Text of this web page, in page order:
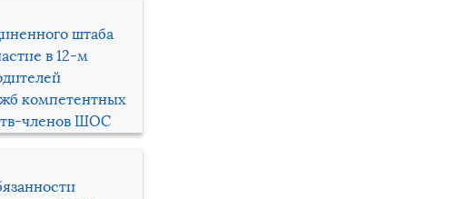
штаба
в 12-м
компетентных
членов ШОС